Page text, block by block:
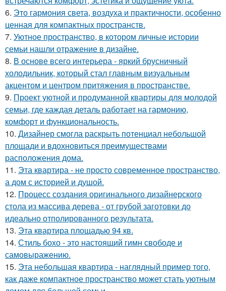
6. Это гармония света, воздуха и практичности, особенно
ценная для компактных пространств.
7. Уютное пространство, в котором личные истории
семьи нашли отражение в дизайне.
8. В основе всего интерьера - яркий брусничный
холодильник, который стал главным визуальным
акцентом и центром притяжения в пространстве.
9. Проект уютной и продуманной квартиры для молодой
семьи, где каждая деталь работает на гармонию,
комфорт и функциональность.
10. Дизайнер смогла раскрыть потенциал небольшой
площади и вдохновиться преимуществами
расположения дома.
11. Эта квартира - не просто современное пространство,
а дом с историей и душой.
12. Процесс создания оригинального дизайнерского
стола из массива дерева - от грубой заготовки до
идеально отполированного результата.
13. Эта квартира площадью 94 кв.
14. Стиль бохо - это настоящий гимн свободе и
самовыражению.
15. Эта небольшая квартира - наглядный пример того,
как даже компактное пространство может стать уютным